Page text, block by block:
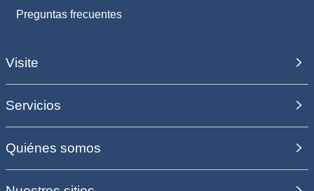
Preguntas frecuentes
Visite
Servicios
Quiénes somos